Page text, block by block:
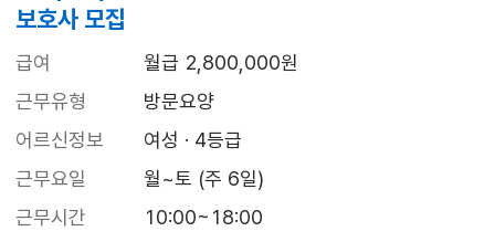
보호사 모집
급여
월급 2,800,000원
근무유형
방문요양
어르신정보
여성 · 4등급
근무요일
월~토 (주 6일)
근무시간
10:00~18:00